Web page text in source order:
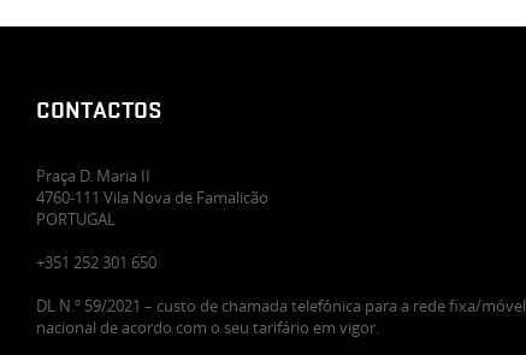
CONTACTOS
Praça D. Maria II
4760-111 Vila Nova de Famalicão
PORTUGAL
+351 252 301 650
DL N.º 59/2021 – custo de chamada telefónica para a rede fixa/móvel
nacional de acordo com o seu tarifário em vigor.